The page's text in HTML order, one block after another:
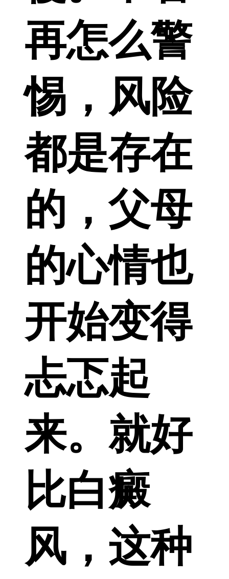
再怎么警
惕，风险
都是存在
的，父母
的心情也
开始变得
忐忑起
来。就好
比白癜
风，这种